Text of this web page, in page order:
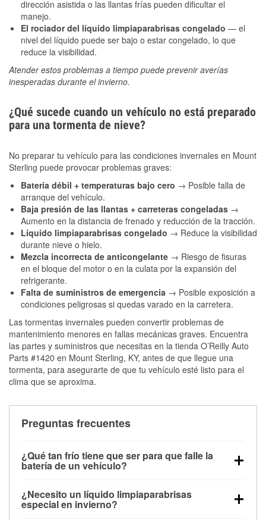
dirección asistida o las llantas frías pueden dificultar el
manejo.
El rociador del líquido limpiaparabrisas congelado — el
nivel del líquido puede ser bajo o estar congelado, lo que
reduce la visibilidad.
Atender estos problemas a tiempo puede prevenir averías
inesperadas durante el invierno.
¿Qué sucede cuando un vehículo no está preparado
para una tormenta de nieve?
No preparar tu vehículo para las condiciones invernales en Mount
Sterling puede provocar problemas graves:
Batería débil + temperaturas bajo cero → Posible falla de
arranque del vehículo.
Baja presión de las llantas + carreteras congeladas →
Aumento en la distancia de frenado y reducción de la tracción.
Líquido limpiaparabrisas congelado → Reduce la visibilidad
durante nieve o hielo.
Mezcla incorrecta de anticongelante → Riesgo de fisuras
en el bloque del motor o en la culata por la expansión del
refrigerante.
Falta de suministros de emergencia → Posible exposición a
condiciones peligrosas si quedas varado en la carretera.
Las tormentas invernales pueden convertir problemas de
mantenimiento menores en fallas mecánicas graves. Encuentra
las partes y suministros que necesitas en la tienda O’Reilly Auto
Parts #1420 en Mount Sterling, KY, antes de que llegue una
tormenta, para asegurarte de que tu vehículo esté listo para el
clima que se aproxima.
Preguntas frecuentes
¿Qué tan frío tiene que ser para que falle la
batería de un vehículo?
debajo de los 32 °F y puede perder hasta la mitad de
su potencia de arranque cerca de los 0 °F, lo que
¿Necesito un líquido limpiaparabrisas
especial en invierno?